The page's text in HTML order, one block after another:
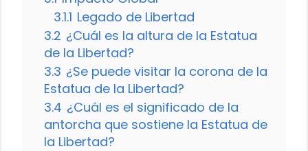
3.1.1 Legado de Libertad
3.2 ¿Cuál es la altura de la Estatua
de la Libertad?
3.3 ¿Se puede visitar la corona de la
Estatua de la Libertad?
3.4 ¿Cuál es el significado de la
antorcha que sostiene la Estatua de
la Libertad?